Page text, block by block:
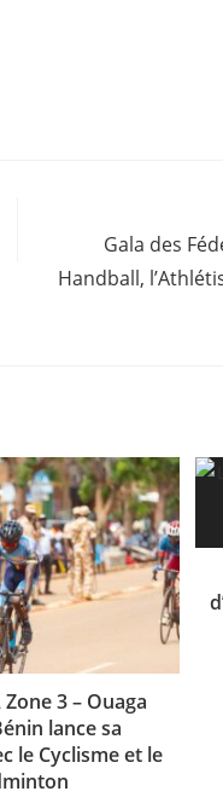
Gala des
Handball,
Zone 3 – Ouaga
lance sa
le Cyclisme et le